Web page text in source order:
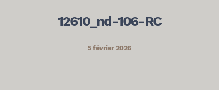
12610_nd-106-RC
5 février 2026